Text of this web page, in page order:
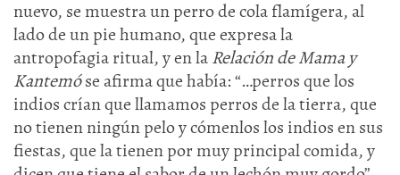
nuevo, se muestra un perro de cola flamígera, al
lado de un pie humano, que expresa la
antropofagia ritual, y en laRelación de Mama y
Kantemóse afirma que había: “…perros que los
indios crían que llamamos perros de la tierra, que
no tienen ningún pelo y cómenlos los indios en sus
fiestas, que la tienen por muy principal comida, y